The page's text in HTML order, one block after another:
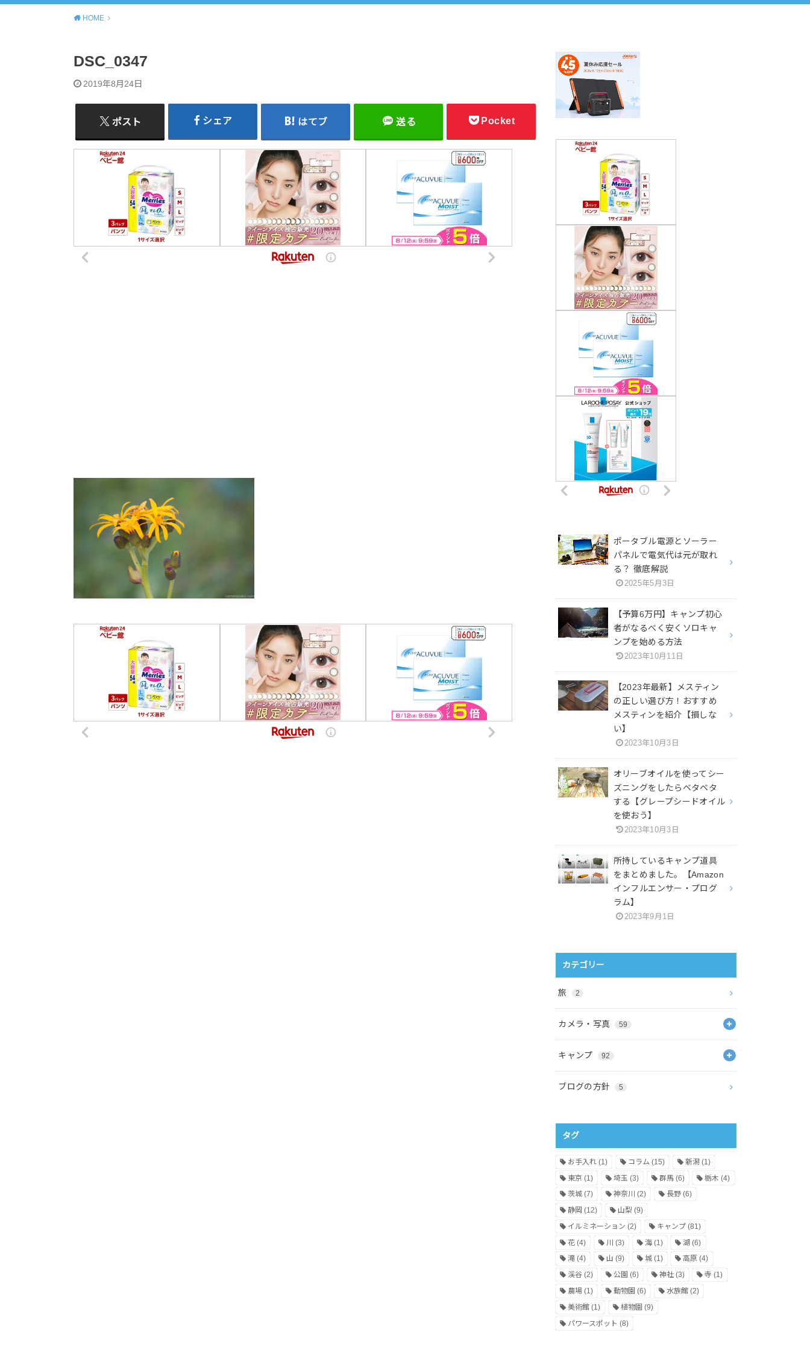
HOME
DSC_0347
2019年8月24日
ポスト シェア はてブ 送る Pocket
ポータブル電源とソーラー
パネルで電気代は元が取れ
る？ 徹底解説
2025年5月3日
【予算6万円】キャンプ初心
者がなるべく安くソロキャ
ンプを始める方法
2023年10月11日
【2023年最新】メスティン
の正しい選び方！おすすめ
メスティンを紹介【損しな
い】
2023年10月3日
オリーブオイルを使ってシー
ズニングをしたらベタベタ
する【グレープシードオイル
を使おう】
2023年10月3日
所持しているキャンプ道具
をまとめました。【Amazon
インフルエンサー・プログ
ラム】
2023年9月1日
カテゴリー
旅 2
カメラ・写真 59
キャンプ 92
ブログの方針 5
タグ
お手入れ (1) コラム (15) 新潟(1)
東京 (1) 埼玉 (3) 群馬(6) 栃木 (4)
茨城 (7) 神奈川 (2) 長野(6)
静岡 (12) 山梨 (9)
イルミネーション (2) キャンプ(81)
花 (4) 川 (3) 海(1) 湖 (6)
滝 (4) 山 (9) 城(1) 高原 (4)
渓谷 (2) 公園 (6) 神社(3) 寺 (1)
農場 (1) 動物園 (6) 水族館(2)
美術館 (1) 植物園 (9)
パワースポット (8)